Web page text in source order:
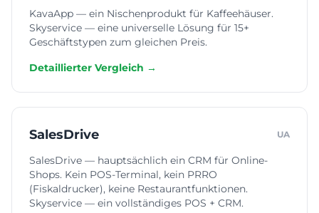
KavaApp — ein Nischenprodukt für Kaffeehäuser.
Skyservice — eine universelle Lösung für 15+
Geschäftstypen zum gleichen Preis.
Detaillierter Vergleich →
SalesDrive UA
SalesDrive — hauptsächlich ein CRM für Online-
Shops. Kein POS-Terminal, kein PRRO
(Fiskaldrucker), keine Restaurantfunktionen.
Skyservice — ein vollständiges POS + CRM.